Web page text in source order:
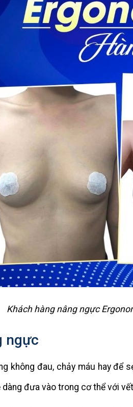
Khách hàng nâng ngực
ngực
không đau, chảy máu hay để
dàng đưa vào trong cơ thể với